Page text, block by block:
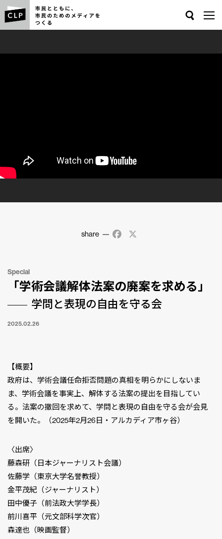
share Facebook
Special
「学術会議解体法案の廃案を求める」
学問と表現の自由を守る会
2025.02.26
【概要】
政府は、学術会議任命拒否問題の真相を明らかにしないま
ま、学術会議を事実上、解体する法案の提出を目指してい
る。法案の撤回を求めて、学問と表現の自由を守る会が会見
を開いた。（2025年2月26日・アルカディア市ヶ谷）
〈出席〉
藤森研（日本ジャーナリスト会議）
佐藤学（東京大学名誉教授）
金平茂紀（ジャーナリスト）
田中優子（前法政大学学長）
前川喜平（元文部科学次官）
森達也（映画監督）